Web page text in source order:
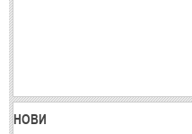
Какво е любовта?
НОВИ